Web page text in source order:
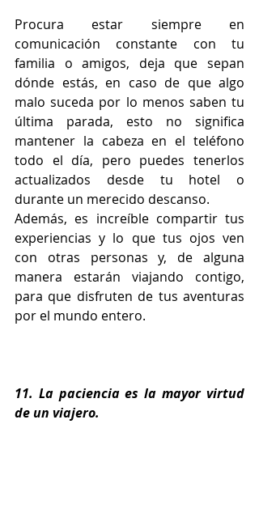
Procura estar siempre en
comunicación constante con tu
familia o amigos, deja que sepan
dónde estás, en caso de que algo
malo suceda por lo menos saben tu
última parada, esto no significa
mantener la cabeza en el teléfono
todo el día, pero puedes tenerlos
actualizados desde tu hotel o
durante un merecido descanso.
Además, es increíble compartir tus
experiencias y lo que tus ojos ven
con otras personas y, de alguna
manera estarán viajando contigo,
para que disfruten de tus aventuras
por el mundo entero.
11. La paciencia es la mayor virtud
de un viajero.